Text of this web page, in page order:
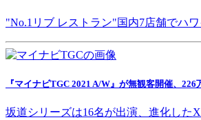
"No.1リブ レストラン"国内7店舗でハ
『マイナビTGC 2021 A/W』が無観客開催、226
坂道シリーズは16名が出演、進化した